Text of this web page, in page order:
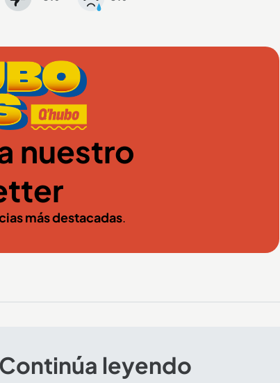
nuestro
más destacadas.
Continúa leyendo